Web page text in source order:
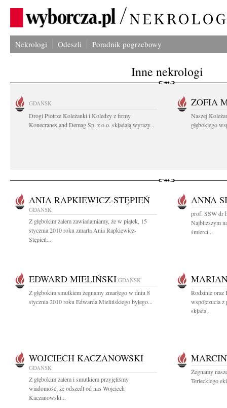
Nekrologi Odeszli Poradnik pogrzebowy
Inne nekrologi
GDAŃSK
Drogi Piotrze Koleżanki i Koledzy z firmy
Konecranes and Demag Sp. z o.o. składają wyrazy...
ZOFIA
Naszej
głębokiego
ANIA RAPKIEWICZ-STĘPIEŃ
GDAŃSK
Z głębokim żalem zawiadamiamy, że w piątek, 15
stycznia 2010 roku zmarła Ania Rapkiewicz-
Stępień...
ANNA
prof. SSW dr
Najbliższym
śmierci...
EDWARD MIELIŃSKI GDAŃSK
Z głębokim smutkiem żegnamy zmarłego w dniu 8
stycznia 2010 roku Edwarda Mielińskiego byłego...
Rodzinie oraz
współczucia
składa...
WOJCIECH KACZANOWSKI
GDAŃSK
Z głębokim żalem i smutkiem przyjęliśmy
wiadomość, że odszedł od nas Wojciech
Kaczanowski...
Żegnamy
Terleckiego